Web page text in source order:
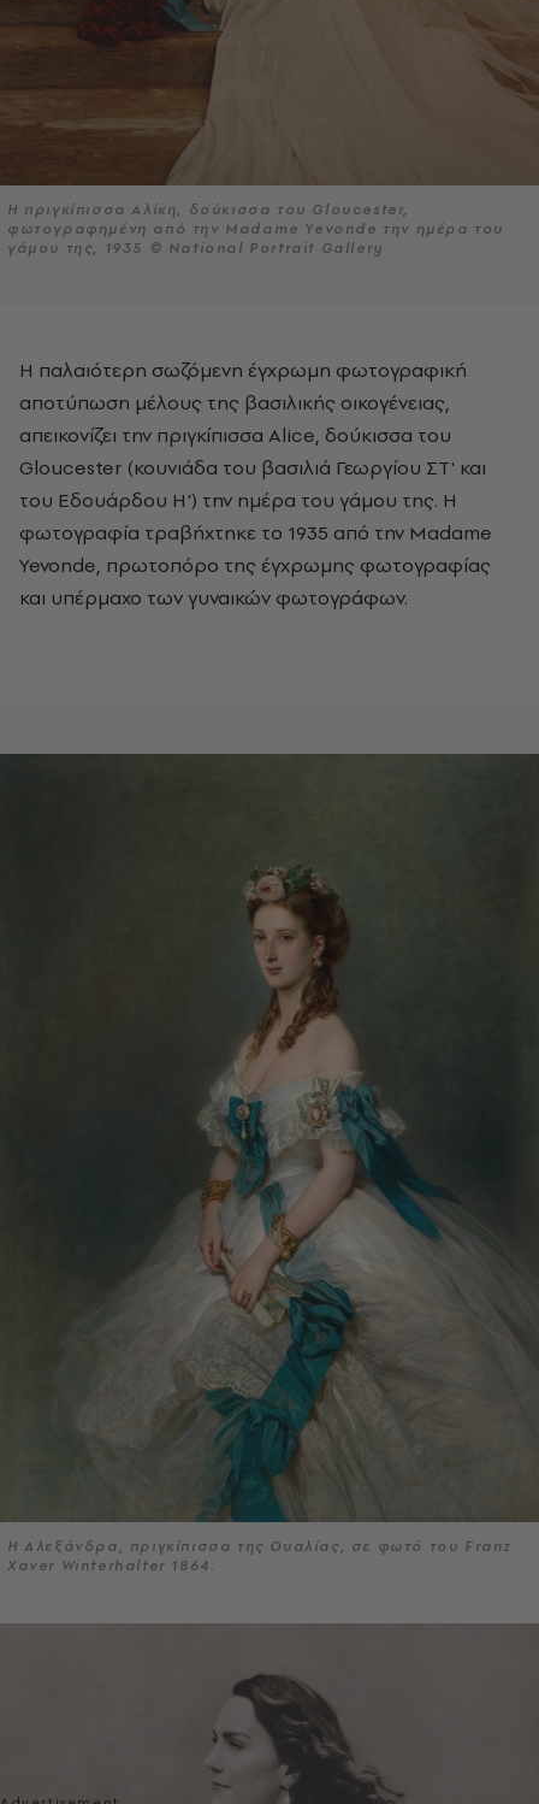
Η πριγκίπισσα Αλίκη, δούκισσα του Gloucester,
φωτογραφημένη από την Madame Yevonde την ημέρα του
γάμου της, 1935 © National Portrait Gallery
Η παλαιότερη σωζόμενη έγχρωμη φωτογραφική
αποτύπωση μέλους της βασιλικής οικογένειας,
απεικονίζει την πριγκίπισσα Alice, δούκισσα του
Gloucester (κουνιάδα του βασιλιά Γεωργίου ΣΤ' και
του Εδουάρδου Η') την ημέρα του γάμου της. Η
φωτογραφία τραβήχτηκε το 1935 από την Madame
Yevonde, πρωτοπόρο της έγχρωμης φωτογραφίας
και υπέρμαχο των γυναικών φωτογράφων.
Η Αλεξάνδρα, πριγκίπισσα της Ουαλίας, σε φωτό του Franz
Xaver Winterhalter 1864.